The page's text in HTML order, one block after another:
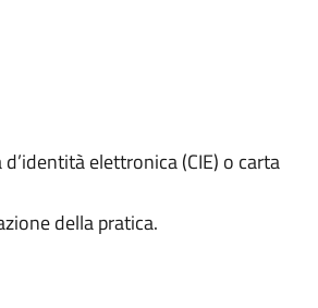
elettronica (CIE) o carta
della pratica.